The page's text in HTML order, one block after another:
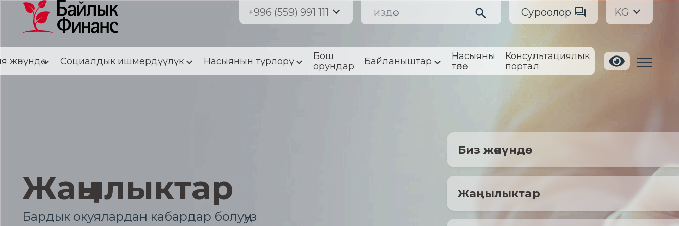
+996 (559) 991 111 Суроолор KG
жөнүндө Социалдык ишмердүүлүк Насыянын түрлорү
Бош
орундар
Байланыштар
Насыяны
төлөө
Консультациялык
портал
Жаңылыктар
Бардык окуялардан кабардар болуңуз
Биз жөнүндө
Жаңылыктар